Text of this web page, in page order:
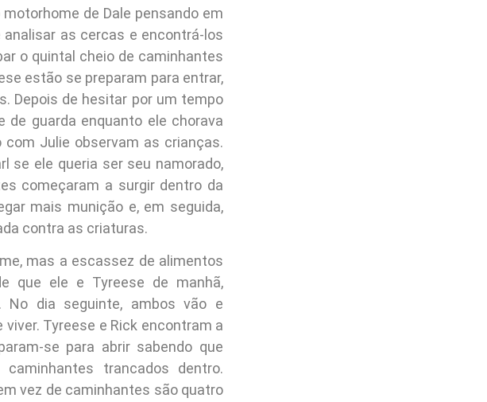
de Dale pensando em
analisar as cercas e encontrá-los
o quintal cheio de caminhantes
estão se preparam para entrar,
Depois de hesitar por um tempo
de guarda enquanto ele chorava
Julie observam as crianças.
se ele queria ser seu namorado,
começaram a surgir dentro da
mais munição e, em seguida,
contra as criaturas.
mas a escassez de alimentos
que ele e Tyreese de manhã,
No dia seguinte, ambos vão e
Tyreese e Rick encontram a
se para abrir sabendo que
trancados dentro.
vez de caminhantes são quatro